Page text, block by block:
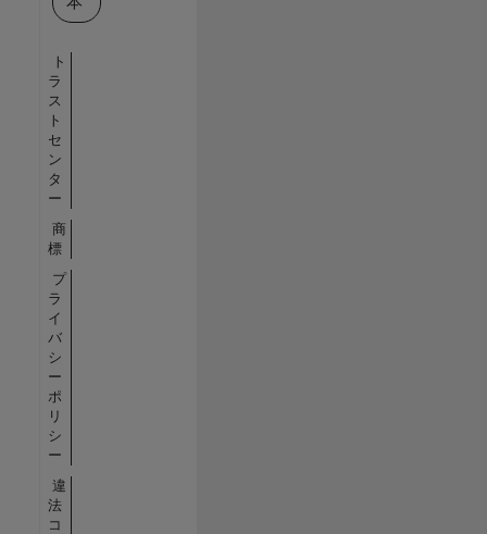
ト
ラ
ス
ト
セ
ン
タ
ー
商
標
プ
ラ
イ
バ
シ
ー
ポ
リ
シ
ー
違
法
コ